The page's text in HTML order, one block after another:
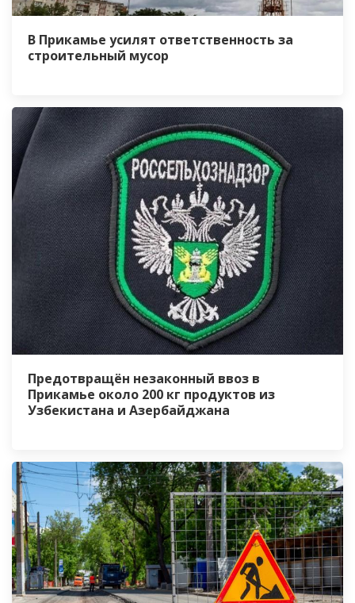
В Прикамье усилят ответственность за
строительный мусор
Предотвращён незаконный ввоз в
Прикамье около 200 кг продуктов из
Узбекистана и Азербайджана